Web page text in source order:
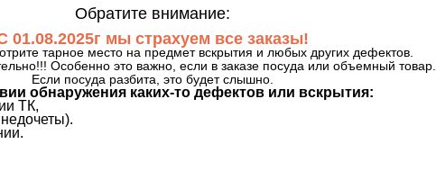
Обратите внимание:
01.08.2025г мы страхуем все заказы!
тарное место на предмет вскрытия и любых других дефектов.
Особенно это важно, если в заказе посуда или объемный товар.
Если посуда разбита, это будет слышно.
обнаружения каких-то дефектов или вскрытия:
ТК,